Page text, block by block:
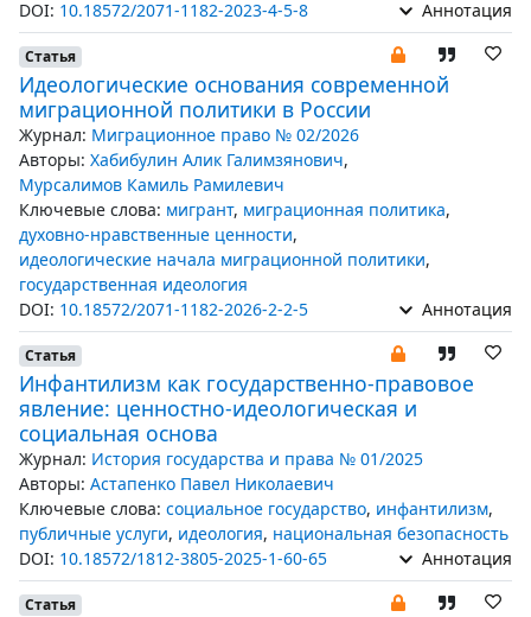
DOI: 10.18572/2071-1182-2023-4-5-8 Аннотация
Статья
Идеологические основания современной
миграционной политики в России
Журнал: Миграционное право № 02/2026
Авторы: Хабибулин Алик Галимзянович,
Мурсалимов Камиль Рамилевич
Ключевые слова: мигрант, миграционная политика,
духовно-нравственные ценности,
идеологические начала миграционной политики,
государственная идеология
DOI: 10.18572/2071-1182-2026-2-2-5 Аннотация
Статья
Инфантилизм как государственно-правовое
явление: ценностно-идеологическая и
социальная основа
Журнал: История государства и права № 01/2025
Авторы: Астапенко Павел Николаевич
Ключевые слова: социальное государство, инфантилизм,
публичные услуги, идеология, национальная безопасность
DOI: 10.18572/1812-3805-2025-1-60-65 Аннотация
Статья